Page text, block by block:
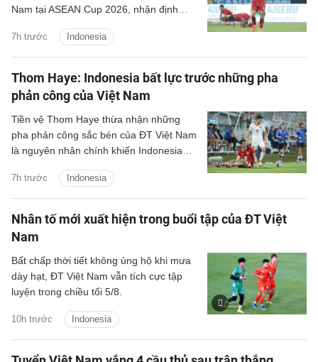
7h trước Indonesia
Nam tại ASEAN Cup 2026, nhận định
khu vực.
Thom Haye: Indonesia bất lực trước những pha
phản công của Việt Nam
7h trước Indonesia
Tiền vệ Thom Haye thừa nhận những
pha phản công sắc bén của ĐT Việt Nam
là nguyên nhân chính khiến Indonesia
bảng A ASEAN Cup 2026.
Nhân tố mới xuất hiện trong buổi tập của ĐT Việt
Nam
10h trước Indonesia
Bất chấp thời tiết không ủng hộ khi mưa
dày hạt, ĐT Việt Nam vẫn tích cực tập
luyện trong chiều tối 5/8.